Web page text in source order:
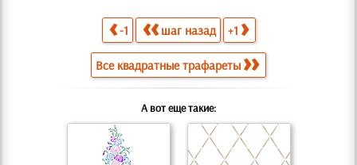
-1 шаг назад +1
Все квадратные трафареты
А вот еще такие: